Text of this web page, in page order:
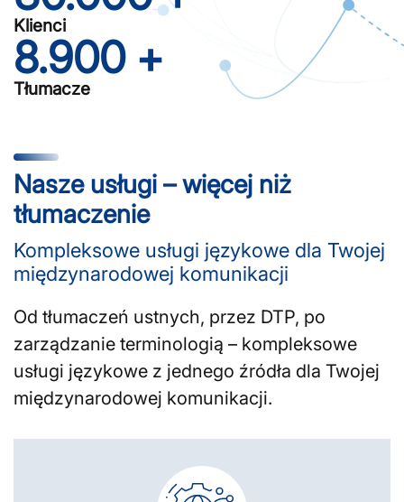
Klienci
Tłumacze
8.900 +
Nasze usługi – więcej niż
tłumaczenie
Kompleksowe usługi językowe dla Twojej
międzynarodowej komunikacji
Od tłumaczeń ustnych, przez DTP, po
zarządzanie terminologią – kompleksowe
usługi językowe z jednego źródła dla Twojej
międzynarodowej komunikacji.